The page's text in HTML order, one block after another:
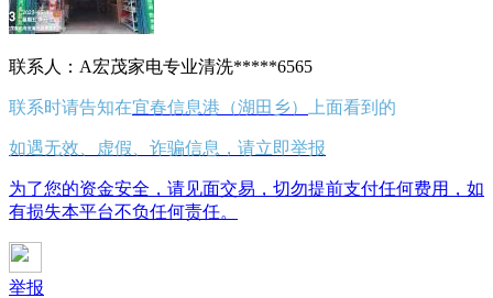
联系人：A宏茂家电专业清洗*****6565
联系时请告知在宜春信息港（湖田乡） 上面看到的
如遇无效、虚假、诈骗信息，请立即举报
为了您的资金安全，请见面交易，切勿提前支付任何费用，如
有损失本平台不负任何责任。
举报